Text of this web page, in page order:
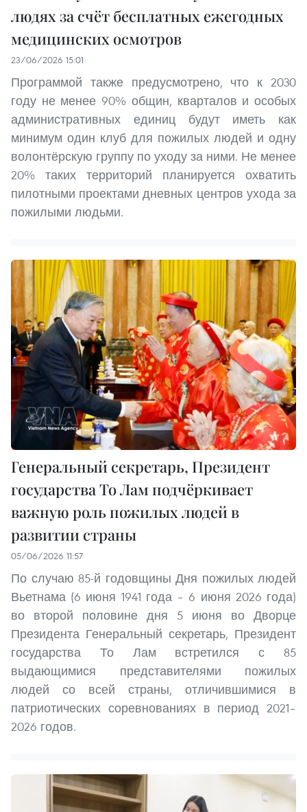
людях за счёт бесплатных ежегодных
медицинских осмотров
23/06/2026 15:01
Программой также предусмотрено, что к 2030
году не менее 90% общин, кварталов и особых
административных единиц будут иметь как
минимум один клуб для пожилых людей и одну
волонтёрскую группу по уходу за ними. Не менее
20% таких территорий планируется охватить
пилотными проектами дневных центров ухода за
пожилыми людьми.
Генеральный секретарь, Президент
государства То Лам подчёркивает
важную роль пожилых людей в
развитии страны
05/06/2026 11:57
По случаю 85-й годовщины Дня пожилых людей
Вьетнама (6 июня 1941 года – 6 июня 2026 года)
во второй половине дня 5 июня во Дворце
Президента Генеральный секретарь, Президент
государства То Лам встретился с 85
выдающимися представителями пожилых
людей со всей страны, отличившимися в
патриотических соревнованиях в период 2021–
2026 годов.